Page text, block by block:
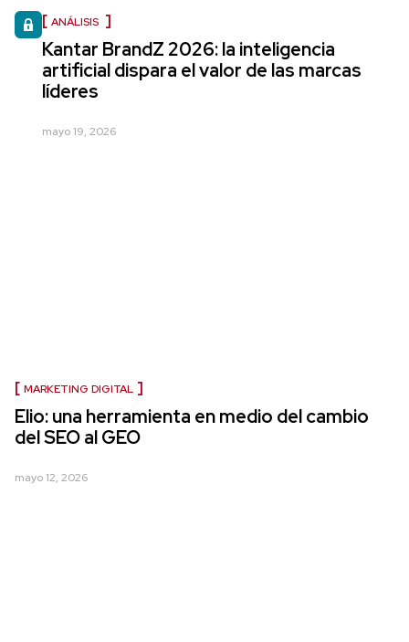
ANÁLISIS
Kantar BrandZ 2026: la inteligencia
artificial dispara el valor de las marcas
líderes
mayo 19, 2026
MARKETING DIGITAL
Elio: una herramienta en medio del cambio
del SEO al GEO
mayo 12, 2026